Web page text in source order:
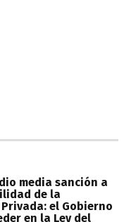
media sanción a
de la
el Gobierno
en la Ley del